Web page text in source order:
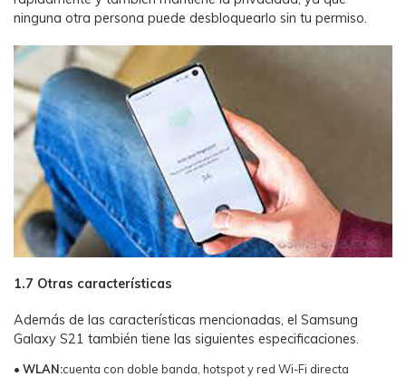
ninguna otra persona puede desbloquearlo sin tu permiso.
1.7 Otras características
Además de las características mencionadas, el Samsung
Galaxy S21 también tiene las siguientes especificaciones.
• WLAN:cuenta con doble banda, hotspot y red Wi-Fi directa